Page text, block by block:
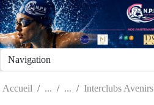
Accueil Interclubs Avenirs
Panneau de gestion des cookies